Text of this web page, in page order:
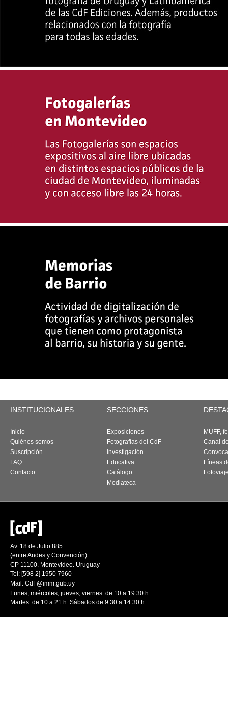
INSTITUCIONALES SECCIONES
Inicio
Quiénes somos
Suscripción
FAQ
Contacto
Exposiciones
Fotografías del CdF
Investigación
Educativa
Catálogo
Mediateca
MUFF,
Canal
Líneas
Av. 18 de Julio 885
(entre Andes y Convención)
CP 11100. Montevideo. Uruguay
Tel: [598 2] 1950 7960
Mail: CdF@imm.gub.uy
Lunes, miércoles, jueves, viernes: de 10 a 19.30 h.
Martes: de 10 a 21 h. Sábados de 9.30 a 14.30 h.